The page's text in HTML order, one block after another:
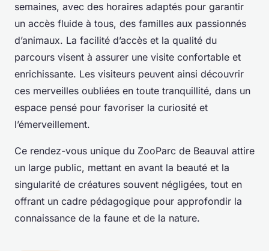
semaines, avec des horaires adaptés pour garantir
un accès fluide à tous, des familles aux passionnés
d’animaux. La facilité d’accès et la qualité du
parcours visent à assurer une visite confortable et
enrichissante. Les visiteurs peuvent ainsi découvrir
ces merveilles oubliées en toute tranquillité, dans un
espace pensé pour favoriser la curiosité et
l’émerveillement.
Ce rendez-vous unique du ZooParc de Beauval attire
un large public, mettant en avant la beauté et la
singularité de créatures souvent négligées, tout en
offrant un cadre pédagogique pour approfondir la
connaissance de la faune et de la nature.